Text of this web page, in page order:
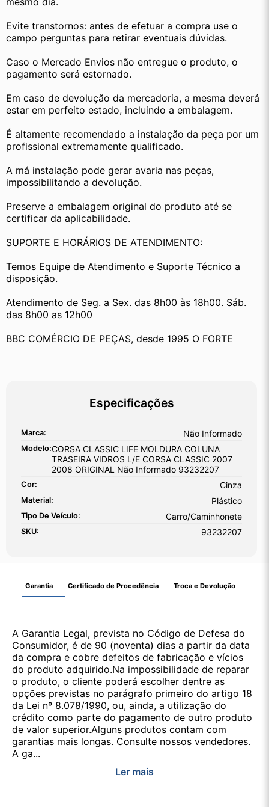
Evite transtornos: antes de efetuar a compra use o
campo perguntas para retirar eventuais dúvidas.
Caso o Mercado Envios não entregue o produto, o
pagamento será estornado.
Em caso de devolução da mercadoria, a mesma deverá
estar em perfeito estado, incluindo a embalagem.
É altamente recomendado a instalação da peça por um
profissional extremamente qualificado.
A má instalação pode gerar avaria nas peças,
impossibilitando a devolução.
Preserve a embalagem original do produto até se
certificar da aplicabilidade.
SUPORTE E HORÁRIOS DE ATENDIMENTO:
Temos Equipe de Atendimento e Suporte Técnico a
disposição.
Atendimento de Seg. a Sex. das 8h00 às 18h00. Sáb.
das 8h00 as 12h00
BBC COMÉRCIO DE PEÇAS, desde 1995 O FORTE
Especificações
Marca: Não Informado
Modelo:CORSA CLASSIC LIFE MOLDURA COLUNA
TRASEIRA VIDROS L/E CORSA CLASSIC 2007
2008 ORIGINAL Não Informado 93232207
Cor: Cinza
Material: Plástico
Tipo De Veículo: Carro/Caminhonete
SKU: 93232207
Garantia Certificado de Procedência Troca e Devolução
A Garantia Legal, prevista no Código de Defesa do
Consumidor, é de 90 (noventa) dias a partir da data
da compra e cobre defeitos de fabricação e vícios
do produto adquirido.Na impossibilidade de reparar
o produto, o cliente poderá escolher dentre as
opções previstas no parágrafo primeiro do artigo 18
da Lei nº 8.078/1990, ou, ainda, a utilização do
crédito como parte do pagamento de outro produto
de valor superior.Alguns produtos contam com
garantias mais longas. Consulte nossos vendedores.
A ga...
Ler mais